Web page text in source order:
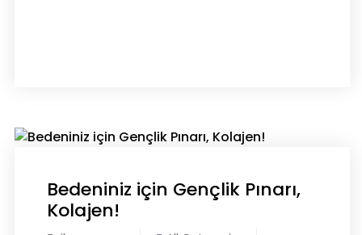
Bedeniniz için Gençlik Pınarı,
Kolajen!